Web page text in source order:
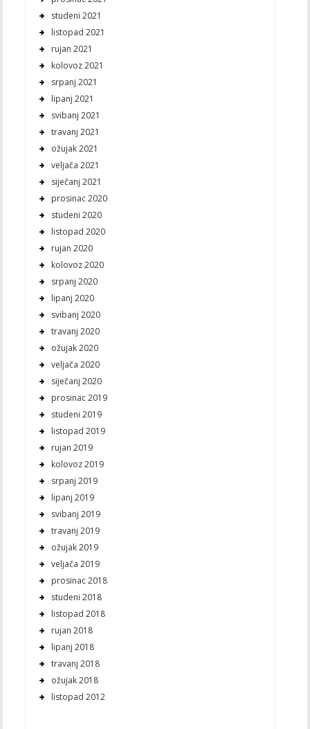
studeni 2021
listopad 2021
rujan 2021
kolovoz 2021
srpanj 2021
lipanj 2021
svibanj 2021
travanj 2021
ožujak 2021
veljača 2021
siječanj 2021
prosinac 2020
studeni 2020
listopad 2020
rujan 2020
kolovoz 2020
srpanj 2020
lipanj 2020
svibanj 2020
travanj 2020
ožujak 2020
veljača 2020
siječanj 2020
prosinac 2019
studeni 2019
listopad 2019
rujan 2019
kolovoz 2019
srpanj 2019
lipanj 2019
svibanj 2019
travanj 2019
ožujak 2019
veljača 2019
prosinac 2018
studeni 2018
listopad 2018
rujan 2018
lipanj 2018
travanj 2018
ožujak 2018
listopad 2012